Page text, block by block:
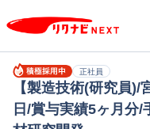
正社員
【製造技術(研究員
日/賞与実績5ヶ月分